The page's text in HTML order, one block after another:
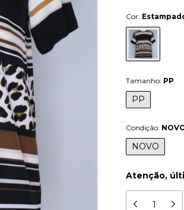
Cor:
Tamanho: PP
PP
Condição:
NOVO
Atenção,